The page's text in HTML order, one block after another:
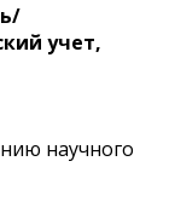
учет,
научного